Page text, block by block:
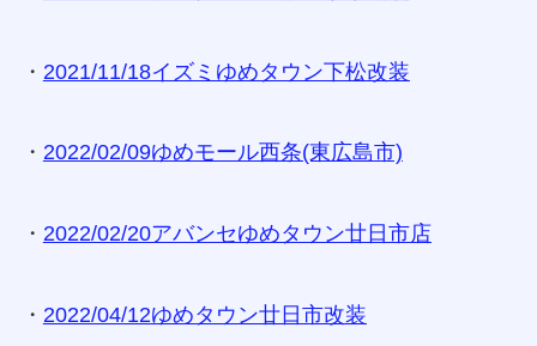
・ 2021/11/18イズミゆめタウン下松改装
・ 2022/02/09ゆめモール西条(東広島市)
・ 2022/02/20アバンセゆめタウン廿日市店
・ 2022/04/12ゆめタウン廿日市改装